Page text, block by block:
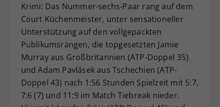
Krimi: Das Nummer-sechs-Paar rang auf dem
Court Küchenmeister, unter sensationeller
Unterstützung auf den vollgepackten
Publikumsrängen, die topgesetzten Jamie
Murray aus Großbritannien (ATP-Doppel 35)
und Adam Pavlásek aus Tschechien (ATP-
Doppel 43) nach 1:56 Stunden Spielzeit mit 5:7,
7:6 (7) und 11:9 im Match Tiebreak nieder.